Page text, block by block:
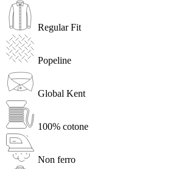
Regular Fit
Popeline
Global Kent
100% cotone
Non ferro